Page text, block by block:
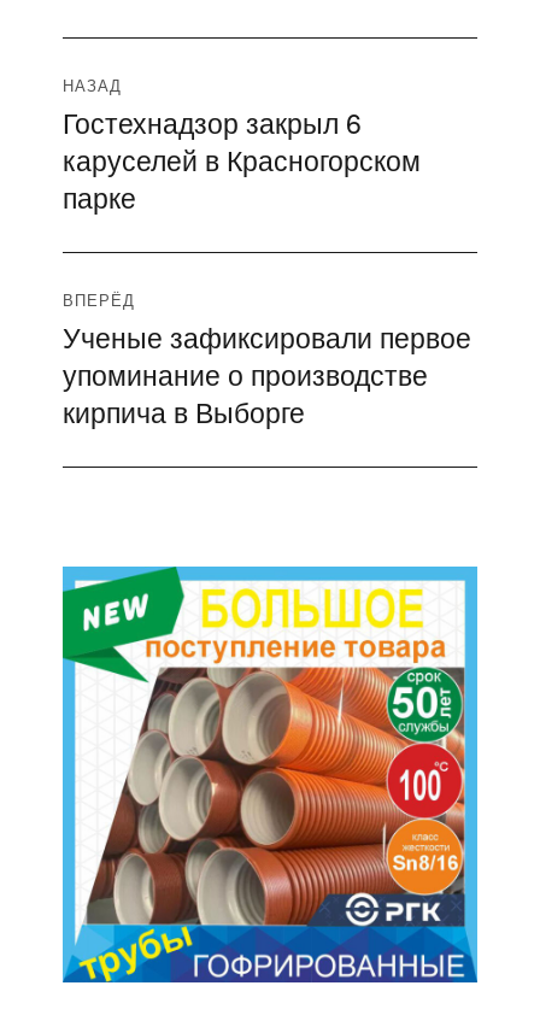
Навигация
по
записям
НАЗАД
Предыдущая
запись:
Гостехнадзор закрыл 6
каруселей в Красногорском
парке
ВПЕРЁД
Следующая
запись:
Ученые зафиксировали первое
упоминание о производстве
кирпича в Выборге